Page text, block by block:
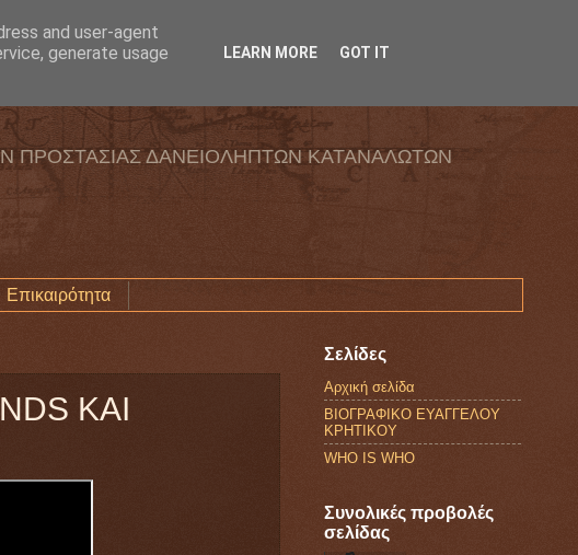
ΔΑΝΕΙΟΛΗΠΤΩΝ ΚΑΤΑΝΑΛΩΤΩΝ
Επικαιρότητα
ΚΑΙ
Σελίδες
Αρχική σελίδα
ΒΙΟΓΡΑΦΙΚΟ ΕΥΑΓΓΕΛΟΥ
ΚΡΗΤΙΚΟΥ
WHO IS WHO
Συνολικές προβολές
σελίδας
and user-agent
generate usage
LEARN MORE GOT IT